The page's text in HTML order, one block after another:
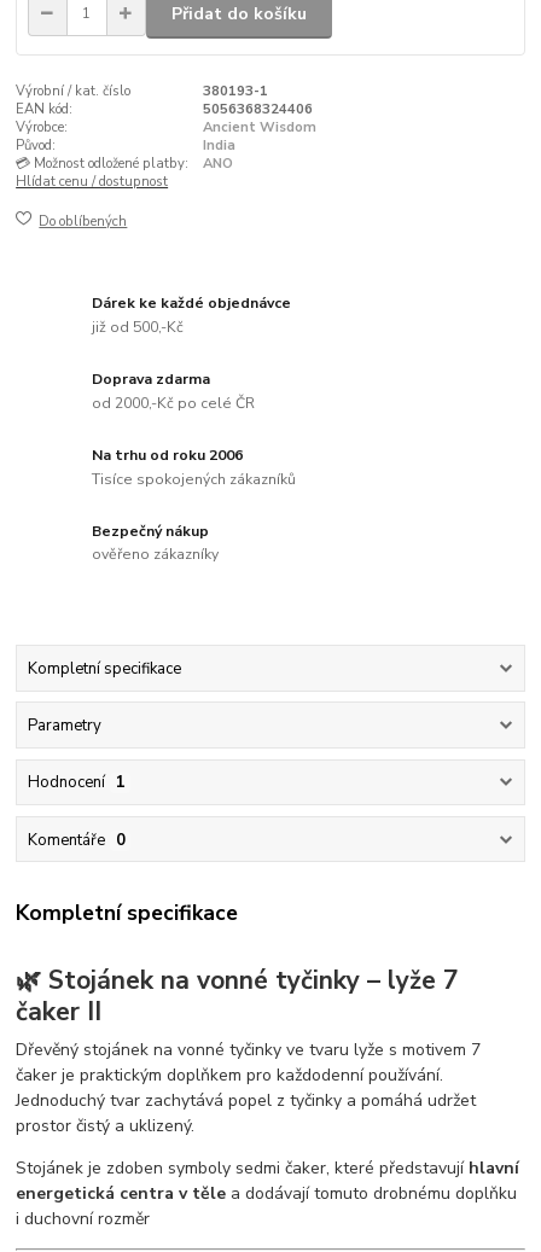
Přidat do košíku
Výrobní / kat. číslo
380193-1
EAN kód:
5056368324406
Výrobce:
Ancient Wisdom
Původ:
India
💳 Možnost odložené platby:
ANO
Hlídat cenu / dostupnost
Do oblíbených
Dárek ke každé objednávce
již od 500,-Kč
Doprava zdarma
od 2000,-Kč po celé ČR
Na trhu od roku 2006
Tisíce spokojených zákazníků
Bezpečný nákup
ověřeno zákazníky
Kompletní specifikace
Parametry
Hodnocení 1
Komentáře 0
Kompletní specifikace
🌿 Stojánek na vonné tyčinky – lyže 7
čaker II
Dřevěný stojánek na vonné tyčinky ve tvaru lyže s motivem 7
čaker je praktickým doplňkem pro každodenní používání.
Jednoduchý tvar zachytává popel z tyčinky a pomáhá udržet
prostor čistý a uklizený.
Stojánek je zdoben symboly sedmi čaker, které představují hlavní
energetická centra v těle a dodávají tomuto drobnému doplňku
i duchovní rozměr